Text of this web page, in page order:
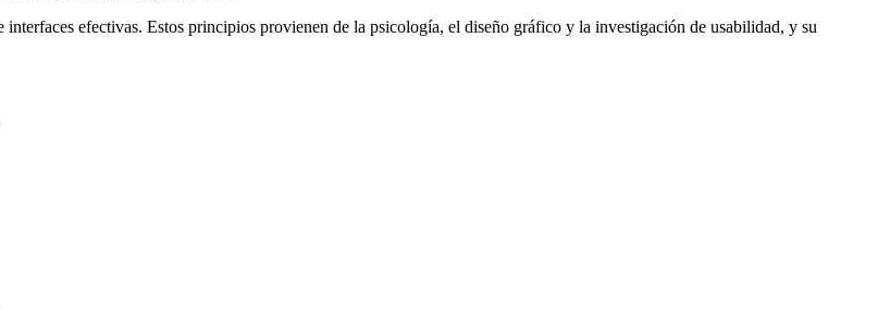
efectivas. Estos principios provienen de la psicología, el diseño gráfico y la investigación de usabilidad, y su